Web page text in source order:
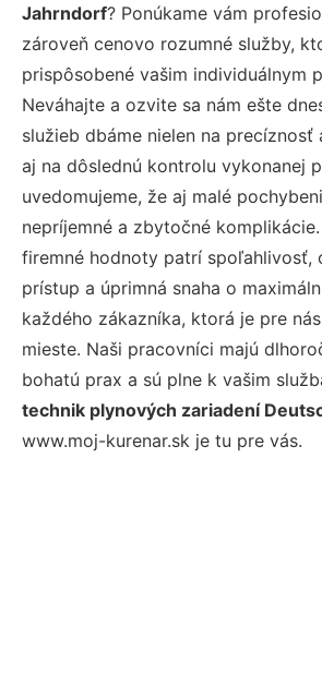
Jahrndorf? Ponúkame vám
zároveň cenovo rozumné služby,
prispôsobené vašim individuálnym
Neváhajte a ozvite sa nám ešte
služieb dbáme nielen na precíznosť
aj na dôslednú kontrolu vykonanej
uvedomujeme, že aj malé
nepríjemné a zbytočné
firemné hodnoty patrí spoľahlivosť,
prístup a úprimná snaha o
každého zákazníka, ktorá je pre
mieste. Naši pracovníci majú
bohatú prax a sú plne k vašim
technik plynových zariadení
www.moj-kurenar.sk je tu pre vás.